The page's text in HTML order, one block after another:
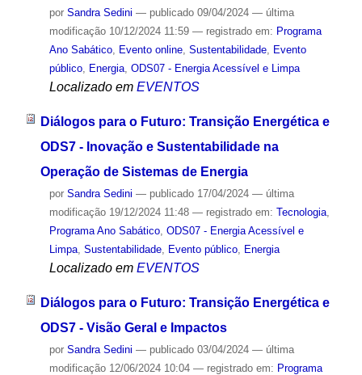
por Sandra Sedini — publicado09/04/2024 — última
modificação10/12/2024 11:59 — registrado em: Programa
Ano Sabático, Evento online, Sustentabilidade, Evento
público, Energia, ODS07 - Energia Acessível e Limpa
Localizado em EVENTOS
Diálogos para o Futuro: Transição Energética e
ODS7 - Inovação e Sustentabilidade na
Operação de Sistemas de Energia
por Sandra Sedini — publicado17/04/2024 — última
modificação19/12/2024 11:48 — registrado em: Tecnologia,
Programa Ano Sabático, ODS07 - Energia Acessível e
Limpa, Sustentabilidade, Evento público, Energia
Localizado em EVENTOS
Diálogos para o Futuro: Transição Energética e
ODS7 - Visão Geral e Impactos
por Sandra Sedini — publicado03/04/2024 — última
modificação12/06/2024 10:04 — registrado em: Programa